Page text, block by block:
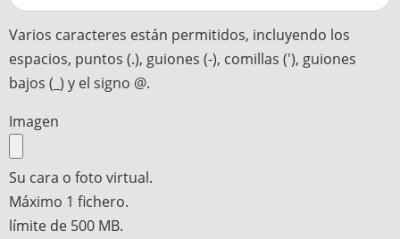
Varios caracteres están permitidos, incluyendo los
espacios, puntos (.), guiones (-), comillas ('), guiones
bajos (_) y el signo @.
Imagen
Su cara o foto virtual.
Máximo 1 fichero.
límite de 500 MB.